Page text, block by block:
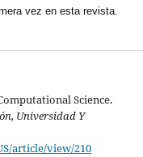
vez en esta revista.
Science.
Universidad Y
article/view/210